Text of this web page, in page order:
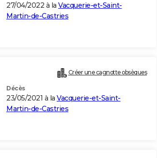
27/04/2022 à la Vacquerie-et-Saint-
Martin-de-Castries
Créer une cagnotte obsèques
Décès
23/05/2021 à la Vacquerie-et-Saint-
Martin-de-Castries